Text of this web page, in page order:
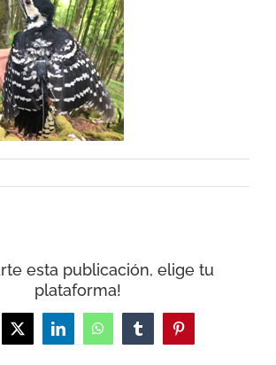
COLABORA
esta publicación, elige tu
plataforma!
X LinkedInWhatsAppTumblrPinterest